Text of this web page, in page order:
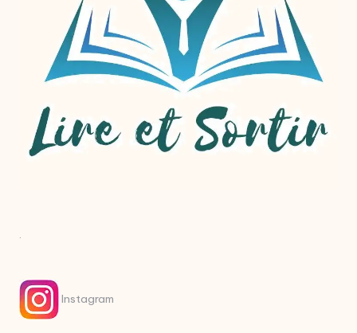
.
Instagram